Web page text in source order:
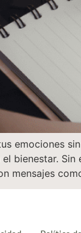
emociones
bienestar.
mensajes